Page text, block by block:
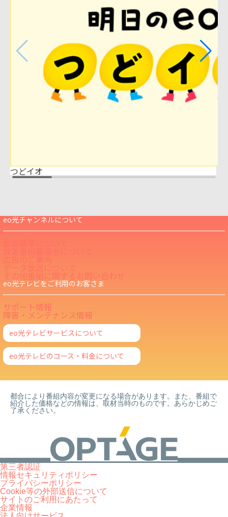
つどイオ
eo光チャンネルについて
データ放送について
その他番組に関するお問い合わせ
eo光テレビをご利用のお客さま
サポート情報
障害・メンテナンス情報
eo光テレビサービスについて
eo光テレビのコース・料金について
都合により番組内容が変更になる場合があります。また、番組で
紹介した価格などの情報は、取材当時のものです。あらかじめご
了承ください。
第三者認証
情報セキュリティポリシー
プライバシーポリシー
Cookie等の外部送信について
サイトのご利用にあたって
企業情報